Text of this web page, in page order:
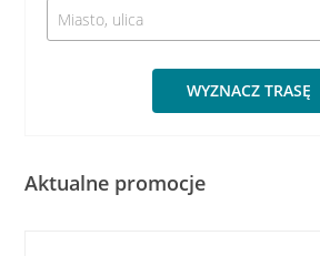
WYZNACZ TRASĘ
Aktualne promocje